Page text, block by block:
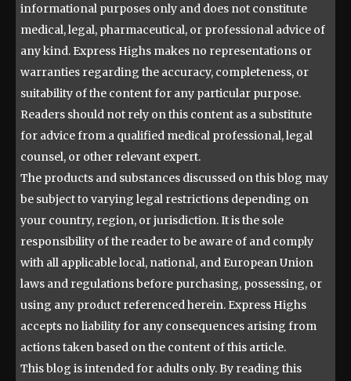
informational purposes only and does not constitute
medical, legal, pharmaceutical, or professional advice of
any kind. Express Highs makes no representations or
warranties regarding the accuracy, completeness, or
suitability of the content for any particular purpose.
Readers should not rely on this content as a substitute
for advice from a qualified medical professional, legal
counsel, or other relevant expert.
The products and substances discussed on this blog may
be subject to varying legal restrictions depending on
your country, region, or jurisdiction. It is the sole
responsibility of the reader to be aware of and comply
with all applicable local, national, and European Union
laws and regulations before purchasing, possessing, or
using any product referenced herein. Express Highs
accepts no liability for any consequences arising from
actions taken based on the content of this article.
This blog is intended for adults only. By reading this